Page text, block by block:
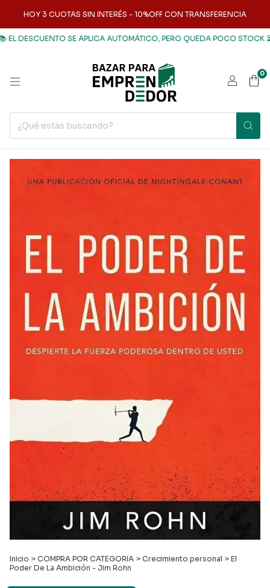
HOY 3 CUOTAS SIN INTERÉS - 10%OFF CON TRANSFERENCIA
DESCUENTO SE APLICA AUTOMÁTICO, PERO QUEDA POCO STOCK ⏳
0
Inicio > COMPRA POR CATEGORIA > Crecimiento personal > El
Poder De La Ambición - Jim Rohn